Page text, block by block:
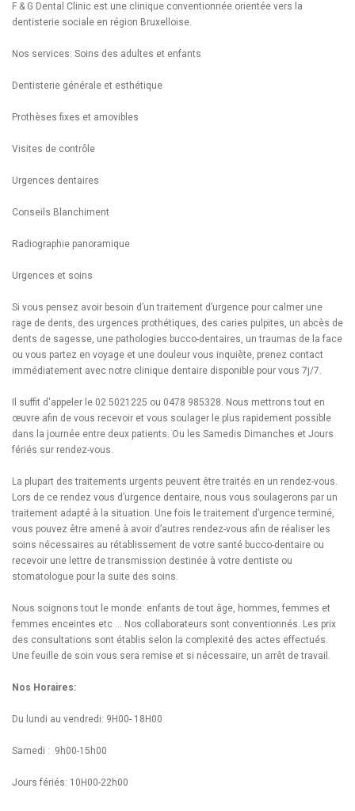
F & G Dental Clinic est une clinique conventionnée orientée vers la
dentisterie sociale en région Bruxelloise.
Nos services: Soins des adultes et enfants
Dentisterie générale et esthétique
Prothèses fixes et amovibles
Visites de contrôle
Urgences dentaires
Conseils Blanchiment
Radiographie panoramique
Urgences et soins
Si vous pensez avoir besoin d’un traitement d’urgence pour calmer une
rage de dents, des urgences prothétiques, des caries pulpites, un abcès de
dents de sagesse, une pathologies bucco-dentaires, un traumas de la face
ou vous partez en voyage et une douleur vous inquiète, prenez contact
immédiatement avec notre clinique dentaire disponible pour vous 7j/7.
Il suffit d'appeler le 02 5021225 ou 0478 985328. Nous mettrons tout en
œuvre afin de vous recevoir et vous soulager le plus rapidement possible
dans la journée entre deux patients. Ou les Samedis Dimanches et Jours
fériés sur rendez-vous.
La plupart des traitements urgents peuvent être traités en un rendez-vous.
Lors de ce rendez vous d’urgence dentaire, nous vous soulagerons par un
traitement adapté à la situation. Une fois le traitement d’urgence terminé,
vous pouvez être amené à avoir d’autres rendez-vous afin de réaliser les
soins nécessaires au rétablissement de votre santé bucco-dentaire ou
recevoir une lettre de transmission destinée à votre dentiste ou
stomatologue pour la suite des soins.
Nous soignons tout le monde: enfants de tout âge, hommes, femmes et
femmes enceintes etc … Nos collaborateurs sont conventionnés. Les prix
des consultations sont établis selon la complexité des actes effectués.
Une feuille de soin vous sera remise et si nécessaire, un arrêt de travail.
Nos Horaires:
Du lundi au vendredi: 9H00- 18H00
Samedi : 9h00-15h00
Jours fériés: 10H00-22h00